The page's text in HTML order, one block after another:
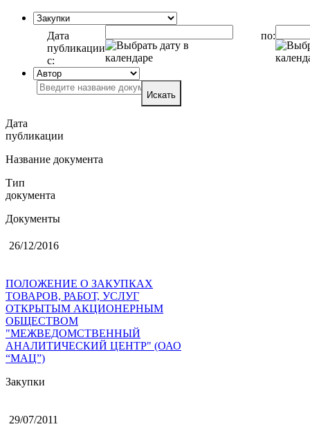
Дата
публикации
с:
по:
Искать
Дата
публикации
Название документа
Тип
документа
Документы
26/12/2016
ПОЛОЖЕНИЕ О ЗАКУПКАХ
ТОВАРОВ, РАБОТ, УСЛУГ
ОТКРЫТЫМ АКЦИОНЕРНЫМ
ОБЩЕСТВОМ
"МЕЖВЕДОМСТВЕННЫЙ
АНАЛИТИЧЕСКИЙ ЦЕНТР" (ОАО
“МАЦ”)
Закупки
29/07/2011